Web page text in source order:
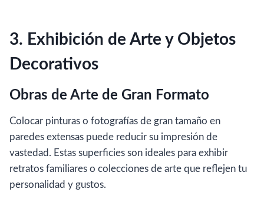
3. Exhibición de Arte y Objetos
Decorativos
Obras de Arte de Gran Formato
Colocar pinturas o fotografías de gran tamaño en
paredes extensas puede reducir su impresión de
vastedad. Estas superficies son ideales para exhibir
retratos familiares o colecciones de arte que reflejen tu
personalidad y gustos.